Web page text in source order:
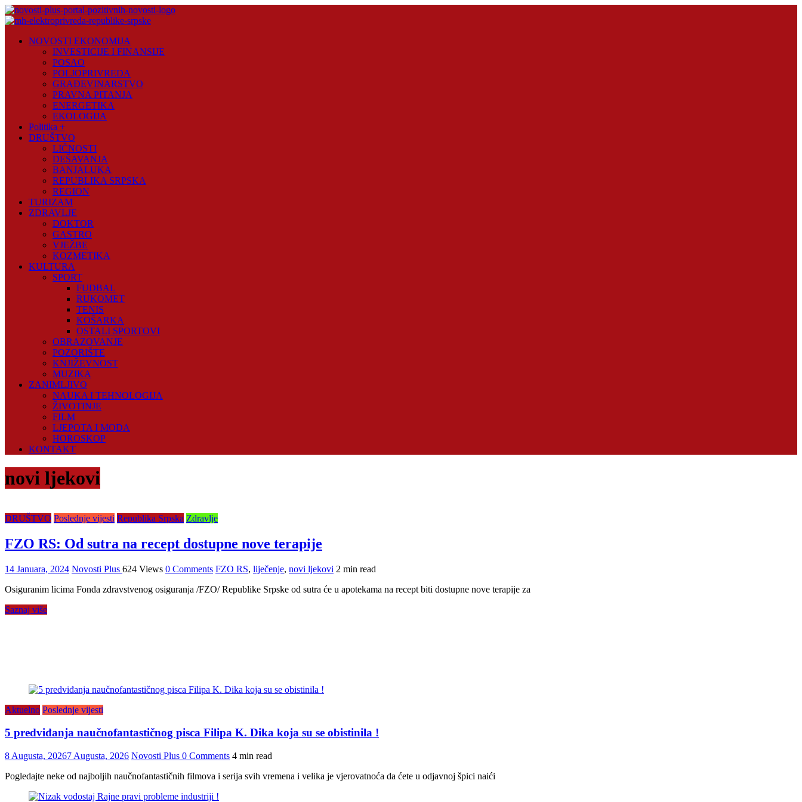
Skip
to
Plus
NOVOSTI EKONOMIJA
INVESTICIJE I FINANSIJE
POSAO
POLJOPRIVREDA
GRAĐEVINARSTVO
PRAVNA PITANJA
ENERGETIKA
EKOLOGIJA
Politika +
DRUŠTVO
LIČNOSTI
DEŠAVANJA
BANJALUKA
REPUBLIKA SRPSKA
REGION
TURIZAM
ZDRAVLJE
DOKTOR
GASTRO
VJEŽBE
KOZMETIKA
KULTURA
SPORT
FUDBAL
RUKOMET
TENIS
KOŠARKA
OSTALI SPORTOVI
OBRAZOVANJE
POZORIŠTE
KNJIŽEVNOST
MUZIKA
ZANIMLJIVO
NAUKA I TEHNOLOGIJA
ŽIVOTINJE
FILM
LJEPOTA I MODA
HOROSKOP
KONTAKT
novi ljekovi
DRUŠTVO Poslednje vijesti Republika Srpska Zdravlje
FZO RS: Od sutra na recept dostupne nove terapije
14 Januara, 2024 Novosti Plus 624 Views 0 Comments FZO RS, liječenje, novi ljekovi 2 min read
Osiguranim licima Fonda zdravstvenog osiguranja /FZO/ Republike Srpske od sutra će u apotekama na recept biti dostupne nove terapije za
Saznaj više
Aktuelno Poslednje vijesti
5 predviđanja naučnofantastičnog pisca Filipa K. Dika koja su se obistinila !
8 Augusta, 20267 Augusta, 2026 Novosti Plus 0 Comments 4 min read
Pogledajte neke od najboljih naučnofantastičnih filmova i serija svih vremena i velika je vjerovatnoća da ćete u odjavnoj špici naići